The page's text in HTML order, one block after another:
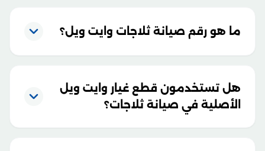
ما هو رقم صيانة ثلاجات وايت ويل؟
هل تستخدمون قطع غيار وايت ويل
الأصلية في صيانة ثلاجات؟